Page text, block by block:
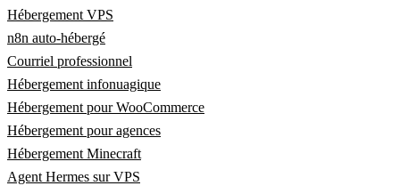
Hébergement VPS
n8n auto-hébergé
Courriel professionnel
Hébergement infonuagique
Hébergement pour WooCommerce
Hébergement pour agences
Hébergement Minecraft
Agent Hermes sur VPS